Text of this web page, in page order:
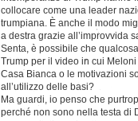
collocare come una leader
trumpiana. È anche il modo
a destra grazie all’improvvida
Senta, è possibile che
Trump per il video in cui
Casa Bianca o le motivazioni
all’utilizzo delle basi?
Ma guardi, io penso che
perché non sono nella testa di